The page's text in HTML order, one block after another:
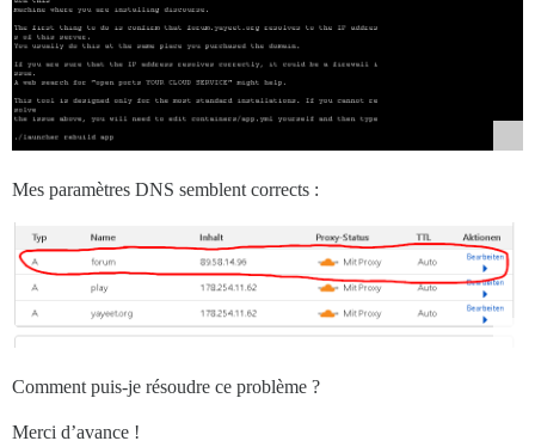
Mes paramètres DNS semblent corrects :
Comment puis-je résoudre ce problème ?
Merci d’avance !